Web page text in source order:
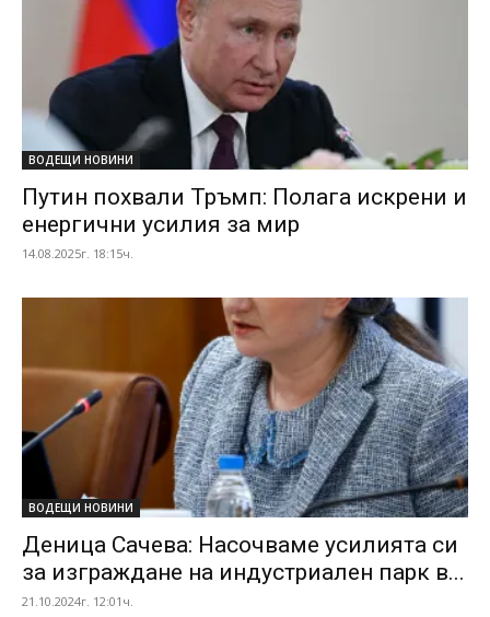
ВОДЕЩИ НОВИНИ
Путин похвали Тръмп: Полага искрени и
енергични усилия за мир
14.08.2025г. 18:15ч.
ВОДЕЩИ НОВИНИ
Деница Сачева: Насочваме усилията си
за изграждане на индустриален парк в...
21.10.2024г. 12:01ч.